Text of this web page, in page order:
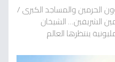
الحرمين والمساجد الكبرى/
الشريفين… الشيخان
ينتظرها العالم